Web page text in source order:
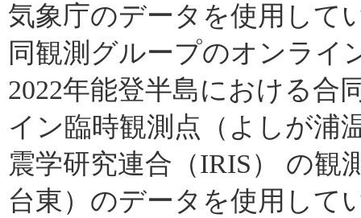
気象庁のデータを使用して
同観測グループのオンライ
2022年能登半島における合
イン臨時観測点（よしが浦
震学研究連合（IRIS） の観
台東）のデータを使用して